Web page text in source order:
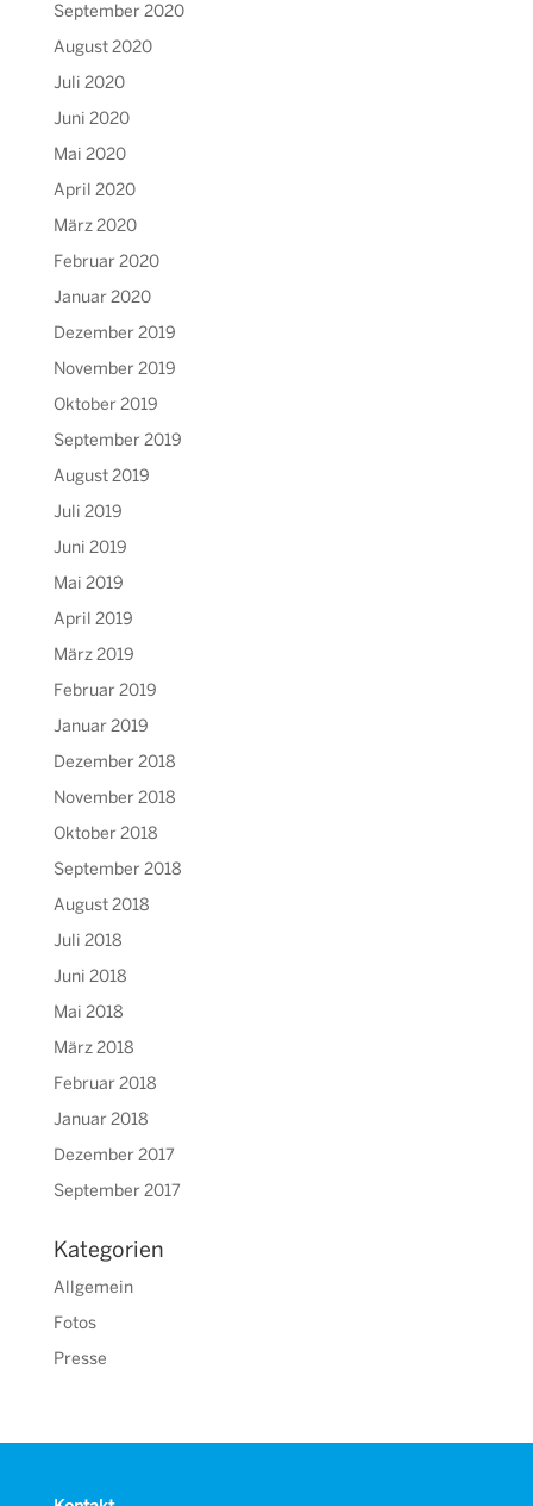
September 2020
August 2020
Juli 2020
Juni 2020
Mai 2020
April 2020
März 2020
Februar 2020
Januar 2020
Dezember 2019
November 2019
Oktober 2019
September 2019
August 2019
Juli 2019
Juni 2019
Mai 2019
April 2019
März 2019
Februar 2019
Januar 2019
Dezember 2018
November 2018
Oktober 2018
September 2018
August 2018
Juli 2018
Juni 2018
Mai 2018
März 2018
Februar 2018
Januar 2018
Dezember 2017
September 2017
Kategorien
Allgemein
Fotos
Presse